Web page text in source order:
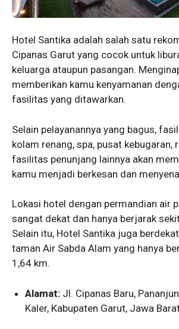
Hotel Santika adalah salah satu
Cipanas Garut yang cocok untuk
keluarga ataupun pasangan.
memberikan kamu kenyamanan
fasilitas yang ditawarkan.
Selain pelayanannya yang bagus,
kolam renang, spa, pusat kebugaran,
fasilitas penunjang lainnya akan
kamu menjadi berkesan dan
Lokasi hotel dengan permandian air
sangat dekat dan hanya berjarak
Selain itu, Hotel Santika juga
taman Air Sabda Alam yang hanya
1,64 km.
Alamat: Jl. Cipanas Baru,
Kaler, Kabupaten Garut, Jawa